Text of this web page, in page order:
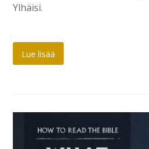
Ylhäisi.
Lue lisää